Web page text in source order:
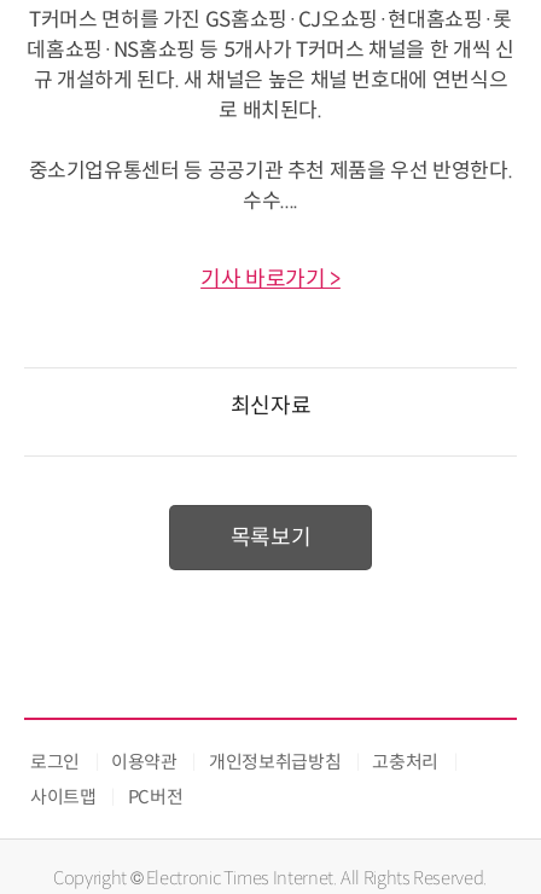
T커머스 면허를 가진 GS홈쇼핑·CJ오쇼핑·현대홈쇼핑·롯
데홈쇼핑·NS홈쇼핑 등 5개사가 T커머스 채널을 한 개씩 신
규 개설하게 된다. 새 채널은 높은 채널 번호대에 연번식으
로 배치된다.
중소기업유통센터 등 공공기관 추천 제품을 우선 반영한다.
수수....
기사 바로가기 >
최신자료
목록보기
로그인 이용약관 개인정보취급방침
고충처리
사이트맵
PC버전
Copyright © Electronic Times Internet. All Rights Reserved.